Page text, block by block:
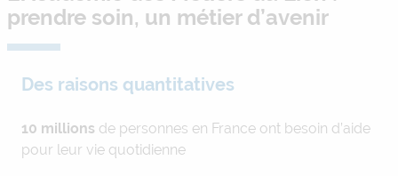
prendre soin, un métier d’avenir
Des raisons quantitatives
10 millions de personnes en France ont besoin d’aide
pour leur vie quotidienne